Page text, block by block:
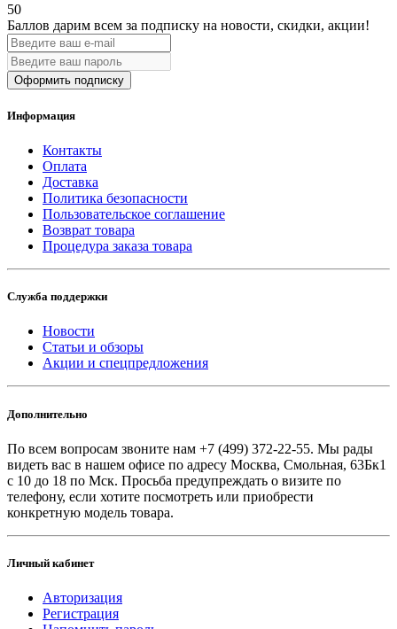
50
Баллов дарим всем за подписку на новости, скидки, акции!
Оформить подписку
Информация
Контакты
Оплата
Доставка
Политика безопасности
Пользовательское соглашение
Возврат товара
Процедура заказа товара
Служба поддержки
Новости
Статьи и обзоры
Акции и спецпредложения
Дополнительно
По всем вопросам звоните нам +7 (499) 372-22-55. Мы рады
видеть вас в нашем офисе по адресу Москва, Смольная, 63Бк1
с 10 до 18 по Мск. Просьба предупреждать о визите по
телефону, если хотите посмотреть или приобрести
конкретную модель товара.
Личный кабинет
Авторизация
Регистрация